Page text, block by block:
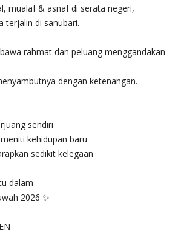
mualaf & asnaf di serata negeri,
terjalin di sanubari.
rahmat dan peluang menggandakan
dengan ketenangan.
sendiri
kehidupan baru
sedikit kelegaan
dalam
2026 ✨